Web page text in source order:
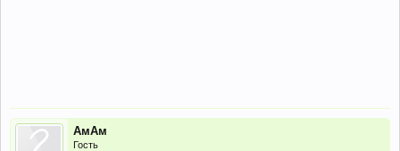
АмАм
Гость